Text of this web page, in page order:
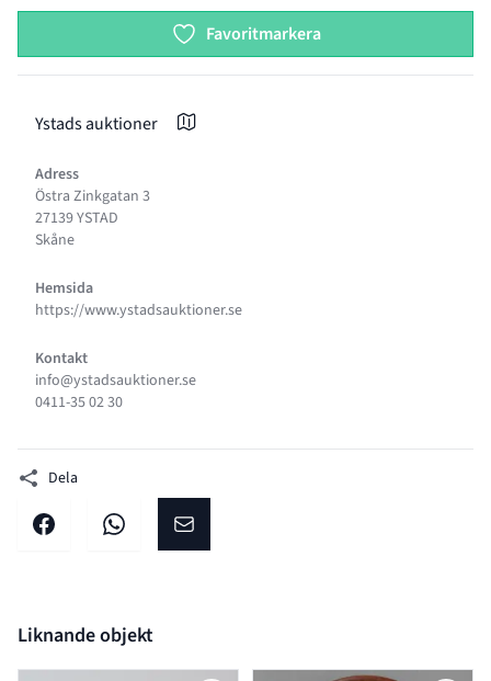
Favoritmarkera
Ystads auktioner
Adress
Östra Zinkgatan 3
27139 YSTAD
Skåne
Hemsida
https://www.ystadsauktioner.se
Kontakt
info@ystadsauktioner.se
0411-35 02 30
Dela
Dela på facebookDela på WhatsAppDela på E-post
Liknande objekt